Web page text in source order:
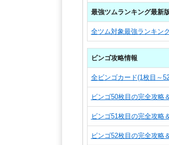
最強ツムランキング最新
全ツム対象最強ランキン
ビンゴ攻略情報
全ビンゴカード(1枚目～
ビンゴ50枚目の完全攻略
ビンゴ51枚目の完全攻略
ビンゴ52枚目の完全攻略